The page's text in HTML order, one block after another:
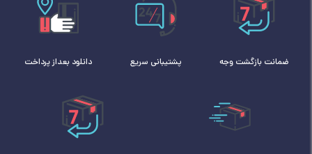
ضمانت بازگشت وجه پشتیبانی سریع دانلود بعداز پرداخت